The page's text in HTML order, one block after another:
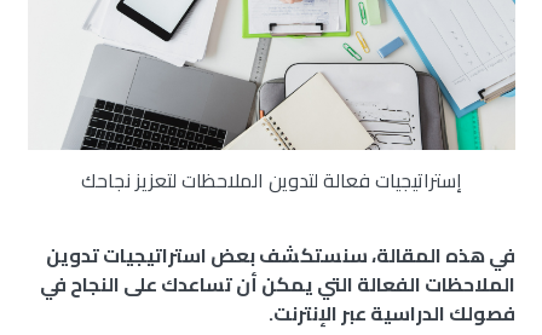
إستراتيجيات فعالة لتدوين الملاحظات لتعزيز نجاحك
في هذه المقالة، سنستكشف بعض استراتيجيات تدوين
الملاحظات الفعالة التي يمكن أن تساعدك على النجاح في
فصولك الدراسية عبر الإنترنت.